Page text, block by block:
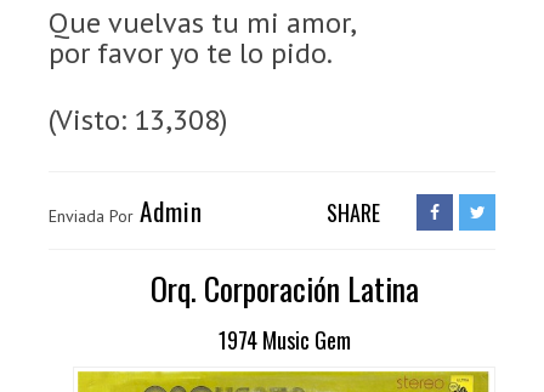
Que vuelvas tu mi amor,
por favor yo te lo pido.
(Visto: 13,308)
Enviada Por Admin SHARE
Orq. Corporación Latina
1974 Music Gem